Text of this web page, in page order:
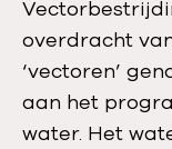
overdracht
‘vectoren’
aan het
water. Het